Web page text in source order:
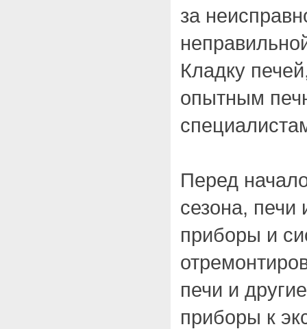
за
Кладку
опытным
Перед
сезона, печи
приборы и
печи и
приборы к